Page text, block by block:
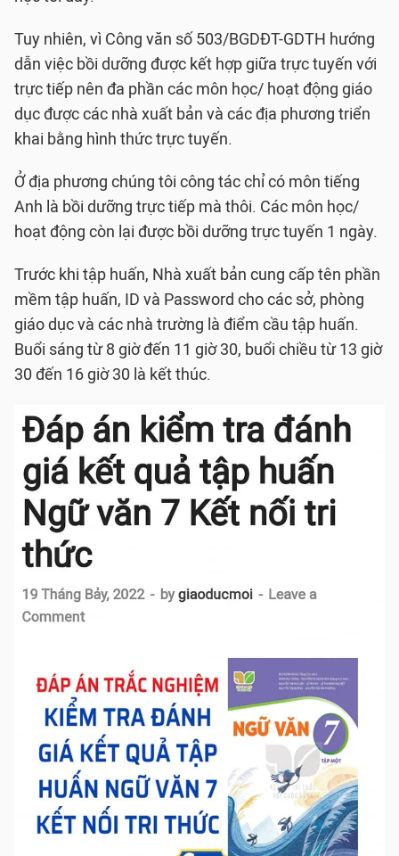
Tuy nhiên, vì Công văn số 503/BGDĐT-GDTH hướng
dẫn việc bồi dưỡng được kết hợp giữa trực tuyến với
trực tiếp nên đa phần các môn học/ hoạt động giáo
dục được các nhà xuất bản và các địa phương triển
khai bằng hình thức trực tuyến.
Ở địa phương chúng tôi công tác chỉ có môn tiếng
Anh là bồi dưỡng trực tiếp mà thôi. Các môn học/
hoạt động còn lại được bồi dưỡng trực tuyến 1 ngày.
Trước khi tập huấn, Nhà xuất bản cung cấp tên phần
mềm tập huấn, ID và Password cho các sở, phòng
giáo dục và các nhà trường là điểm cầu tập huấn.
Buổi sáng từ 8 giờ đến 11 giờ 30, buổi chiều từ 13 giờ
30 đến 16 giờ 30 là kết thúc.